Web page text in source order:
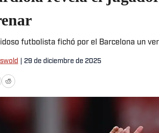
futbolista fichó por el Barcelona un
29 de diciembre de 2025